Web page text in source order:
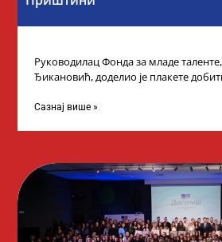
Руководилац Фонда за младе
Ђикановић, доделио је плакете
Сазнај више »